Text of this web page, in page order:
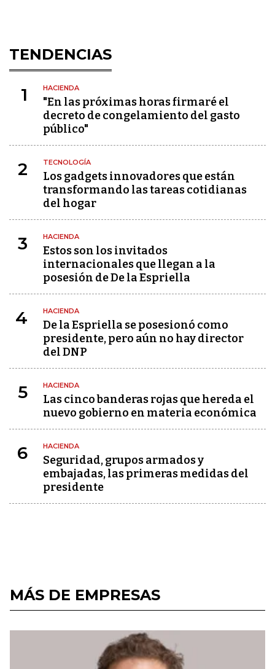
TENDENCIAS
1 HACIENDA
"En las próximas horas firmaré el
decreto de congelamiento del gasto
público"
2 TECNOLOGÍA
Los gadgets innovadores que están
transformando las tareas cotidianas
del hogar
3 HACIENDA
Estos son los invitados
internacionales que llegan a la
posesión de De la Espriella
4 HACIENDA
De la Espriella se posesionó como
presidente, pero aún no hay director
del DNP
5 HACIENDA
Las cinco banderas rojas que hereda el
nuevo gobierno en materia económica
6 HACIENDA
Seguridad, grupos armados y
embajadas, las primeras medidas del
presidente
MÁS DE EMPRESAS